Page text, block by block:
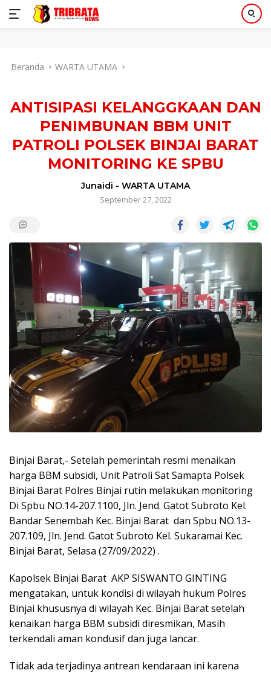
Beranda WARTA UTAMA
ANTISIPASI KELANGGKAAN DAN
PENIMBUNAN BBM UNIT
PATROLI POLSEK BINJAI BARAT
MONITORING KE SPBU
Junaidi - WARTA UTAMA
September 27, 2022
Binjai Barat,- Setelah pemerintah resmi menaikan
harga BBM subsidi, Unit Patroli Sat Samapta Polsek
Binjai Barat Polres Binjai rutin melakukan monitoring
Di Spbu NO.14-207.1100, Jln. Jend. Gatot Subroto Kel.
Bandar Senembah Kec. Binjai Barat dan Spbu NO.13-
207.109, Jln. Jend. Gatot Subroto Kel. Sukaramai Kec.
Binjai Barat, Selasa (27/09/2022) .
Kapolsek Binjai Barat AKP SISWANTO GINTING
mengatakan, untuk kondisi di wilayah hukum Polres
Binjai khususnya di wilayah Kec. Binjai Barat setelah
kenaikan harga BBM subsidi diresmikan, Masih
terkendali aman kondusif dan juga lancar.
Tidak ada terjadinya antrean kendaraan ini karena